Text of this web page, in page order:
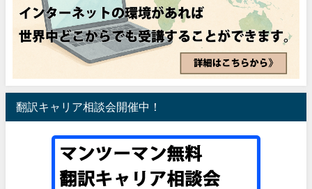
翻訳キャリア相談会開催中！